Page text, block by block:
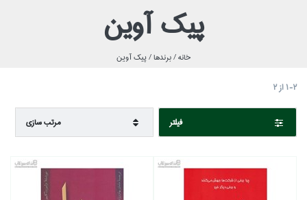
پيك آوين
خانه /برندها /پيك آوين
1-2از2
فيلتر مرتب سازي